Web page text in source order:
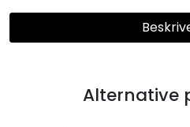
Alternative